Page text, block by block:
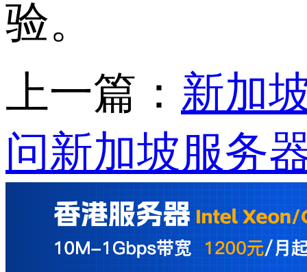
验。
上一篇： 新加
问新加坡服务